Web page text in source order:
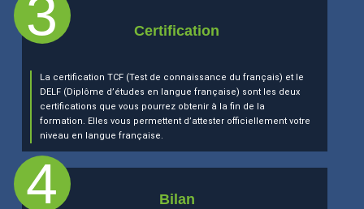
Certification
La certification TCF (Test de connaissance du français) et le
DELF (Diplôme d’études en langue française) sont les deux
certifications que vous pourrez obtenir à la fin de la
formation. Elles vous permettent d’attester officiellement votre
niveau en langue française.
Bilan